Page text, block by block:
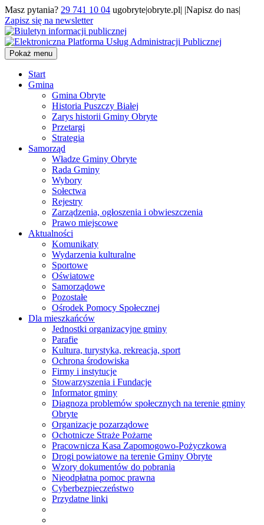
Masz pytania? 29 741 10 04 ugobryte|obryte.pl| |Napisz do nas|
Zapisz się na newsletter
Pokaż menu
Start
Gmina
Gmina Obryte
Historia Puszczy Białej
Zarys historii Gminy Obryte
Przetargi
Strategia
Samorząd
Władze Gminy Obryte
Rada Gminy
Wybory
Sołectwa
Rejestry
Zarządzenia, ogłoszenia i obwieszczenia
Prawo miejscowe
Aktualności
Komunikaty
Wydarzenia kulturalne
Sportowe
Oświatowe
Samorządowe
Pozostałe
Ośrodek Pomocy Społecznej
Dla mieszkańców
Jednostki organizacyjne gminy
Parafie
Kultura, turystyka, rekreacja, sport
Ochrona środowiska
Firmy i instytucje
Stowarzyszenia i Fundacje
Informator gminy
Diagnoza problemów społecznych na terenie gminy
Obryte
Organizacje pozarządowe
Ochotnicze Straże Pożarne
Pracownicza Kasa Zapomogowo-Pożyczkowa
Drogi powiatowe na terenie Gminy Obryte
Wzory dokumentów do pobrania
Nieodpłatna pomoc prawna
Cyberbezpieczeństwo
Przydatne linki